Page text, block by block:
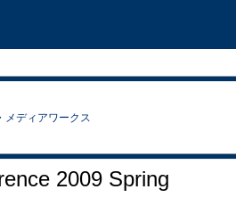
メディアワークス
2009 Spring